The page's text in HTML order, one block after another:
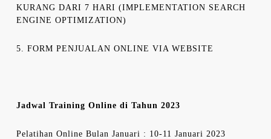
KURANG DARI 7 HARI (IMPLEMENTATION SEARCH
ENGINE OPTIMIZATION)
5. FORM PENJUALAN ONLINE VIA WEBSITE
Jadwal Training Online di Tahun 2023
Pelatihan Online Bulan Januari : 10-11 Januari 2023